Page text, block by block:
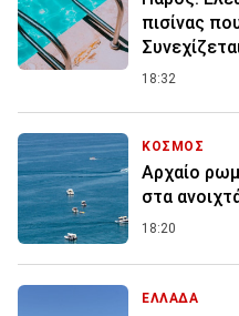
πισίνας
18:32
ΚΟΣΜΟΣ
Αρχαίο
στα
18:20
ΕΛΛΑΔΑ